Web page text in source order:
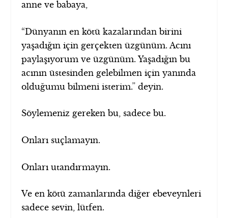
anne ve babaya,
“Dünyanın en kötü kazalarından birini
yaşadığın için gerçekten üzgünüm. Acını
paylaşıyorum ve üzgünüm. Yaşadığın bu
acının üstesinden gelebilmen için yanında
olduğumu bilmeni isterim.” deyin.
Söylemeniz gereken bu, sadece bu.
Onları suçlamayın.
Onları utandırmayın.
Ve en kötü zamanlarında diğer ebeveynleri
sadece sevin, lütfen.